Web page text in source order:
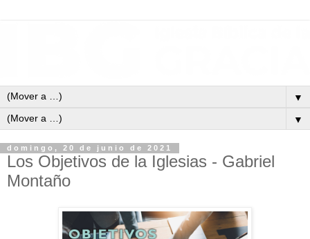
▼
▼
domingo, 20 de junio de 2021
Los Objetivos de la Iglesias - Gabriel
Montaño